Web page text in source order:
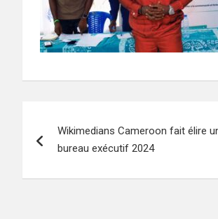
de
l’article
Wikimedians Cameroon fait élire
bureau exécutif 2024